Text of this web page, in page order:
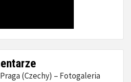
Praga (Czechy) – Fotogaleria